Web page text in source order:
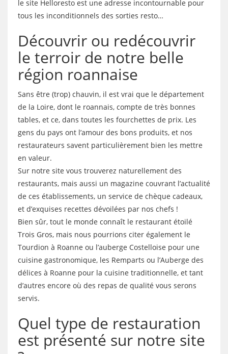
le site Helloresto est une adresse incontournable pour
tous les inconditionnels des sorties resto…
Découvrir ou redécouvrir
le terroir de notre belle
région roannaise
Sans être (trop) chauvin, il est vrai que le département
de la Loire, dont le roannais, compte de très bonnes
tables, et ce, dans toutes les fourchettes de prix. Les
gens du pays ont l’amour des bons produits, et nos
restaurateurs savent particulièrement bien les mettre
en valeur.
Sur notre site vous trouverez naturellement des
restaurants, mais aussi un magazine couvrant l’actualité
de ces établissements, un service de chèque cadeaux,
et d’exquises recettes dévoilées par nos chefs !
Bien sûr, tout le monde connaît le restaurant étoilé
Trois Gros, mais nous pourrions citer également le
Tourdion à Roanne ou l’auberge Costelloise pour une
cuisine gastronomique, les Remparts ou l’Auberge des
délices à Roanne pour la cuisine traditionnelle, et tant
d’autres encore où des repas de qualité vous serons
servis.
Quel type de restauration
est présenté sur notre site